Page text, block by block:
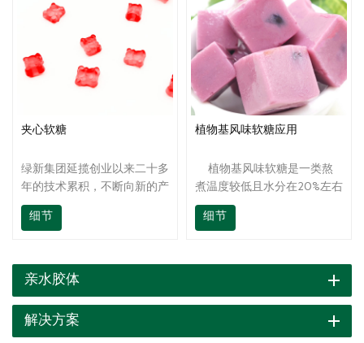
夹心软糖
绿新集团延揽创业以来二十多
年的技术累积，不断向新的产
品研发目标冲刺，我们不仅提
供高质量的产品，还为客户提
有高素质的技术团队为客户提
您解答应用时遇到的各种问
题。
细节
植物基风味软糖应用
植物基风味软糖是一类熬
煮温度较低且水分在20%左右
的糖果，此类糖果的质构可
软、硬，Q弹、粘糯、脆。可
细节
亲水胶体
解决方案